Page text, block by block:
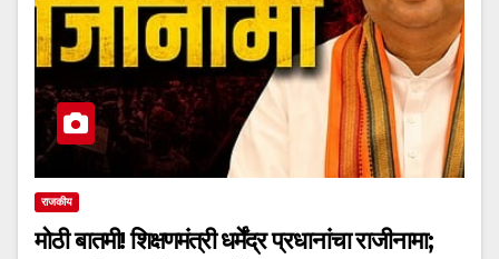
राजकीय
मोठी बातमी! शिक्षणमंत्री धर्मेंद्र प्रधानांचा राजीनामा;